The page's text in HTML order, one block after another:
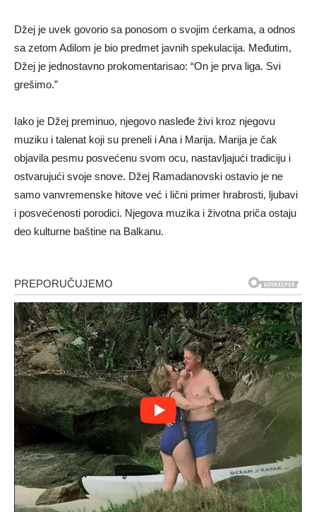
Džej je uvek govorio sa ponosom o svojim ćerkama, a odnos
sa zetom Adilom je bio predmet javnih spekulacija. Međutim,
Džej je jednostavno prokomentarisao: “On je prva liga. Svi
grešimo.”
Iako je Džej preminuo, njegovo nasleđe živi kroz njegovu
muziku i talenat koji su preneli i Ana i Marija. Marija je čak
objavila pesmu posvećenu svom ocu, nastavljajući tradiciju i
ostvarujući svoje snove. Džej Ramadanovski ostavio je ne
samo vanvremenske hitove već i lični primer hrabrosti, ljubavi
i posvećenosti porodici. Njegova muzika i životna priča ostaju
deo kulturne baštine na Balkanu.